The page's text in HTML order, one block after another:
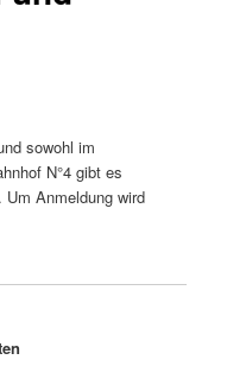
sowohl im
N°4 gibt es
Um Anmeldung wird